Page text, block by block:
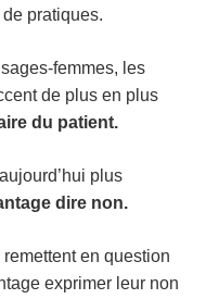
pratiques.
femmes, les
de plus en plus
du patient.
plus
dire non.
en question
exprimer leur non